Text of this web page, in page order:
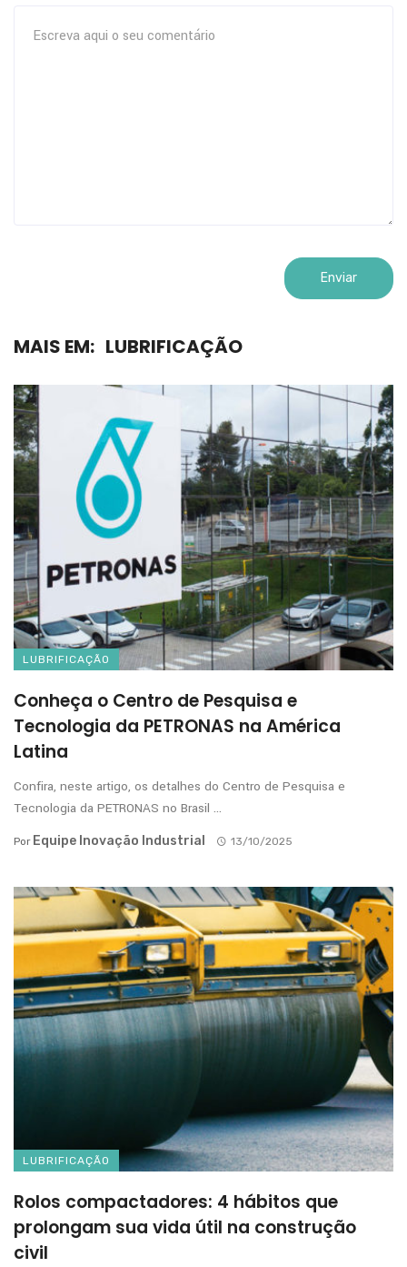
MAIS EM: LUBRIFICAÇÃO
LUBRIFICAÇÃO
Conheça o Centro de Pesquisa e
Tecnologia da PETRONAS na América
Latina
Confira, neste artigo, os detalhes do Centro de Pesquisa e
Tecnologia da PETRONAS no Brasil ...
Por Equipe Inovação Industrial 13/10/2025
LUBRIFICAÇÃO
Rolos compactadores: 4 hábitos que
prolongam sua vida útil na construção
civil